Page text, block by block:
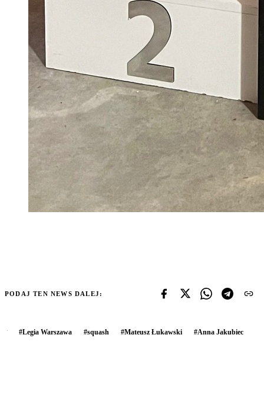
PODAJ TEN NEWS DALEJ:
#Legia Warszawa #squash #Mateusz Łukawski #Anna Jakubiec